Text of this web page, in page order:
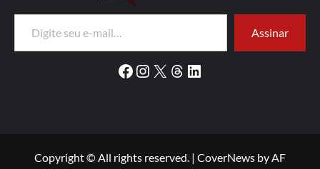
Digite seu e-mail…
Assinar
Facebook
Instagram
X Threads
LinkedIn
Copyright © All rights reserved. | CoverNews by AF